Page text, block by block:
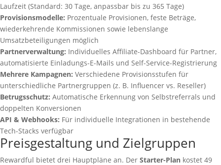
Laufzeit (Standard: 30 Tage, anpassbar bis zu 365 Tage)
Provisionsmodelle: Prozentuale Provisionen, feste Beträge,
wiederkehrende Kommissionen sowie lebenslange
Umsatzbeteiligungen möglich
Partnerverwaltung: Individuelles Affiliate-Dashboard für Partner,
automatisierte Einladungs-E-Mails und Self-Service-Registrierung
Mehrere Kampagnen: Verschiedene Provisionsstufen für
unterschiedliche Partnergruppen (z. B. Influencer vs. Reseller)
Betrugsschutz: Automatische Erkennung von Selbstreferrals und
doppelten Konversionen
API & Webhooks: Für individuelle Integrationen in bestehende
Tech-Stacks verfügbar
Preisgestaltung und Zielgruppen
Rewardful bietet drei Hauptpläne an. Der Starter-Plan kostet 49